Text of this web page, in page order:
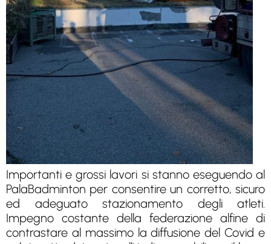
Importanti e grossi lavori si stanno eseguendo al
PalaBadminton per consentire un corretto, sicuro
ed adeguato stazionamento degli atleti.
Impegno costante della federazione alfine di
contrastare al massimo la diffusione del Covid e